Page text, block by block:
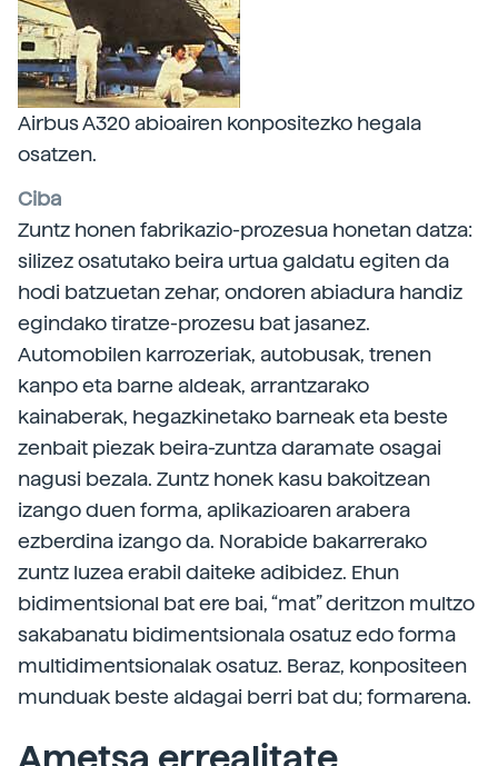
Airbus A320 abioairen konpositezko hegala
osatzen.
Ciba
Zuntz honen fabrikazio-prozesua honetan datza:
silizez osatutako beira urtua galdatu egiten da
hodi batzuetan zehar, ondoren abiadura handiz
egindako tiratze-prozesu bat jasanez.
Automobilen karrozeriak, autobusak, trenen
kanpo eta barne aldeak, arrantzarako
kainaberak, hegazkinetako barneak eta beste
zenbait piezak beira-zuntza daramate osagai
nagusi bezala. Zuntz honek kasu bakoitzean
izango duen forma, aplikazioaren arabera
ezberdina izango da. Norabide bakarrerako
zuntz luzea erabil daiteke adibidez. Ehun
bidimentsional bat ere bai, “mat” deritzon multzo
sakabanatu bidimentsionala osatuz edo forma
multidimentsionalak osatuz. Beraz, konpositeen
munduak beste aldagai berri bat du; formarena.